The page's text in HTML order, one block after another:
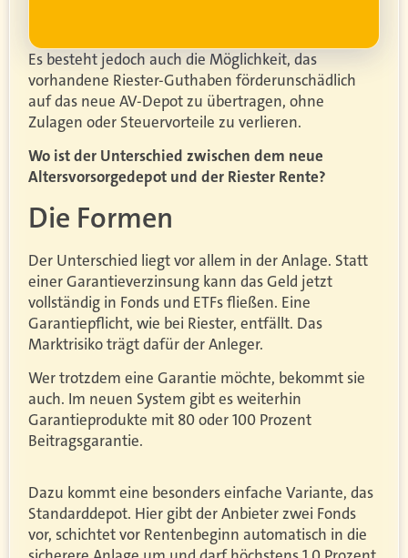
Es besteht jedoch auch die Möglichkeit, das
vorhandene Riester-Guthaben förderunschädlich
auf das neue AV-Depot zu übertragen, ohne
Zulagen oder Steuervorteile zu verlieren.
Wo ist der Unterschied zwischen dem neue
Altersvorsorgedepot und der Riester Rente?
Die Formen
Der Unterschied liegt vor allem in der Anlage. Statt
einer Garantieverzinsung kann das Geld jetzt
vollständig in Fonds und ETFs fließen. Eine
Garantiepflicht, wie bei Riester, entfällt. Das
Marktrisiko trägt dafür der Anleger.
Wer trotzdem eine Garantie möchte, bekommt sie
auch. Im neuen System gibt es weiterhin
Garantieprodukte mit 80 oder 100 Prozent
Beitragsgarantie.
Dazu kommt eine besonders einfache Variante, das
Standarddepot. Hier gibt der Anbieter zwei Fonds
vor, schichtet vor Rentenbeginn automatisch in die